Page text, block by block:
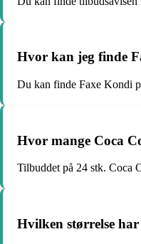
Hvor kan jeg finde
Du kan finde Faxe Kondi
Hvor mange Coca
Tilbuddet på 24 stk. Coca
Hvilken størrelse